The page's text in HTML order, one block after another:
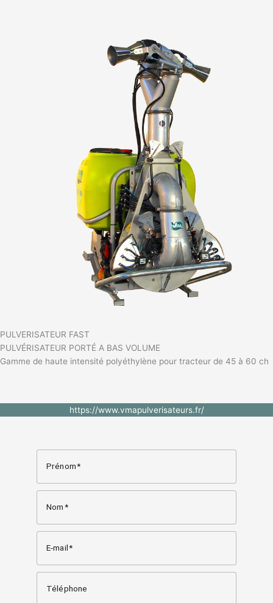
PULVERISATEUR FAST
PULVÉRISATEUR PORTÉ A BAS VOLUME
Gamme de haute intensité polyéthylène pour tracteur de 45 à 60 ch
https://www.vmapulverisateurs.fr/
Prénom
Nom
E-mail
Téléphone